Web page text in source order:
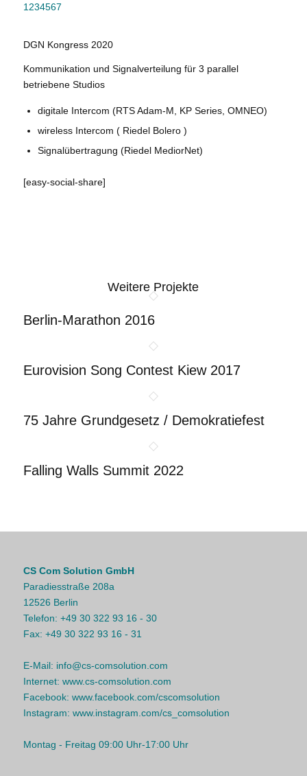
1234567
DGN Kongress 2020
Kommunikation und Signalverteilung für 3 parallel
betriebene Studios
digitale Intercom (RTS Adam-M, KP Series, OMNEO)
wireless Intercom ( Riedel Bolero )
Signalübertragung (Riedel MediorNet)
[easy-social-share]
Weitere Projekte
Berlin-Marathon 2016
Eurovision Song Contest Kiew 2017
75 Jahre Grundgesetz / Demokratiefest
Falling Walls Summit 2022
CS Com Solution GmbH
Paradiesstraße 208a
12526 Berlin
Telefon: +49 30 322 93 16 - 30
Fax: +49 30 322 93 16 - 31
E-Mail: info@cs-comsolution.com
Internet: www.cs-comsolution.com
Facebook: www.facebook.com/cscomsolution
Instagram: www.instagram.com/cs_comsolution
Montag - Freitag 09:00 Uhr-17:00 Uhr